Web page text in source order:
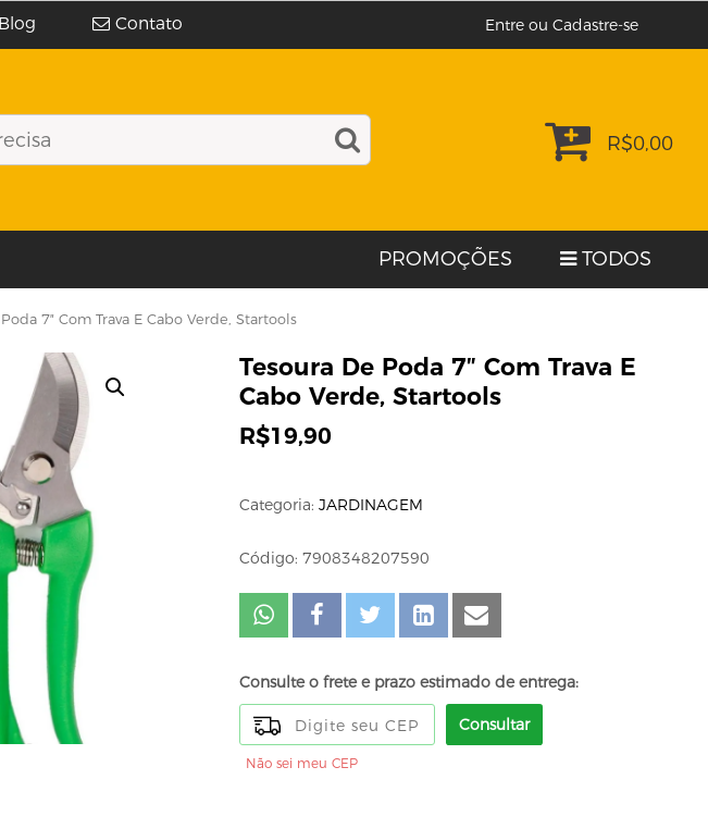
Blog Contato Entre ou Cadastre-se
R$0,00
PROMOÇÕES TODOS
7″ Com Trava E Cabo Verde, Startools
Tesoura De Poda 7″ Com Trava E
Cabo Verde, Startools
R$19,90
Categoria: JARDINAGEM
Código: 7908348207590
Consulte o frete e prazo estimado de entrega:
Consultar
Não sei meu CEP